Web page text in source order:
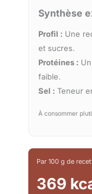
Synthèse
Profil : Une
et sucres.
Protéines :
faible.
Sel : Teneur
À consommer
Par 100 g de
369